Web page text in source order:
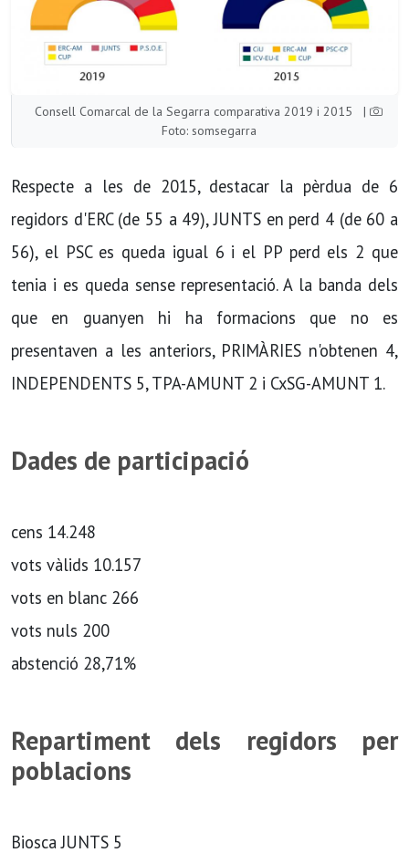
Consell Comarcal de la Segarra comparativa 2019 i 2015
|
Foto: somsegarra
Respecte a les de 2015, destacar la pèrdua de 6
regidors d'ERC (de 55 a 49), JUNTS en perd 4 (de 60 a
56), el PSC es queda igual 6 i el PP perd els 2 que
tenia i es queda sense representació. A la banda dels
que en guanyen hi ha formacions que no es
presentaven a les anteriors, PRIMÀRIES n'obtenen 4,
INDEPENDENTS 5, TPA-AMUNT 2 i CxSG-AMUNT 1.
Dades de participació
cens 14.248
vots vàlids 10.157
vots en blanc 266
vots nuls 200
abstenció 28,71%
Repartiment dels regidors per
poblacions
Biosca JUNTS 5